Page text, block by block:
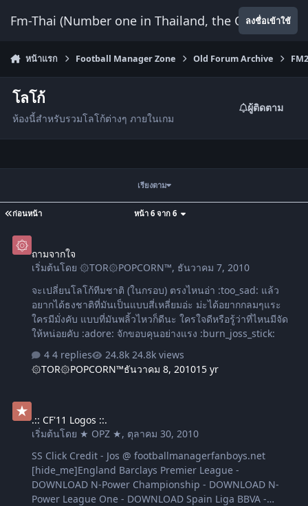
Fm-Thai (Number one in Thailand, the Onlyลงชื่อเข้าใช้
หน้าแรก Football Manager Zone Old Forum Archive
โลโก้
ห้องนี้สำ​หรับรวมโลโก้ต่างๆ​ ​ภาย​ใน​เกม
ผู้ติดตาม
ก่อนหน้า หน้า 6 จาก 6
เรียงตาม
ถามจากใจ
เริ่มต้นโดย۞TOR۞POPCORN™, ธันวาคม 7, 2010
จะเปลี่ยนโลโก้ทีมชาติ (ในกรอบ) ตรงไหนอ่า :too_sad: แล้ว
อยากได้ธงชาติที่มันเป็นแบบสี่เหลี่ยมอ่ะ ม่ะได้อยากกลมๆแระ
ใครมีมั่งคับ แบบที่มันพลิ้วไหวก็ดีนะ ใครใจดีหรือรู้ว่าที่ไหนมีจัด
ให้หน่อยคับ :adore: จักขอบคุนอย่างแรง :burn_joss_stick:
4 replies
24.8k views
۞TOR۞POPCORN™ธันวาคม 8, 201015 yr
.:: CF'11 Logos ::.
เริ่มต้นโดย ★ OPZ ★, ตุลาคม 30, 2010
SS Click Credit - Jos @ footballmanagerfanboys.net
[hide_me]England Barclays Premier League -
DOWNLOAD N-Power Championship - DOWNLOAD N-
Power League One - DOWNLOAD Spain Liga BBVA -